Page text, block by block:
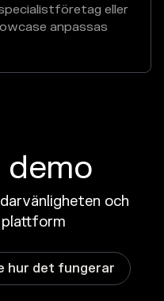
eller
anpassas
demo
och
hur det fungerar